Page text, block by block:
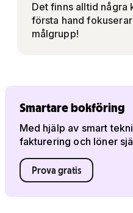
Det finns alltid några
första hand
målgrupp!
Smartare bokföring
Med hjälp av smart
fakturering och löner
Prova gratis